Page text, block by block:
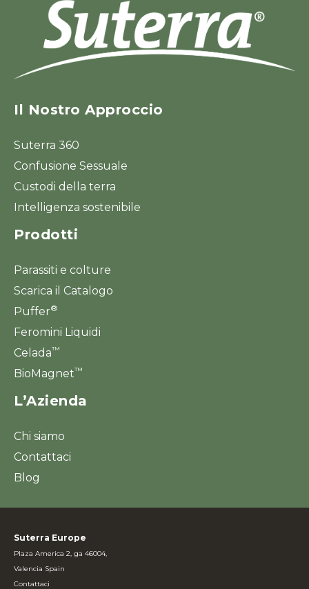
Il Nostro Approccio
Suterra 360
Confusione Sessuale
Custodi della terra
Intelligenza sostenibile
Prodotti
Parassiti e colture
Scarica il Catalogo
Puffer®
Feromini Liquidi
Celada™
BioMagnet™
L’Azienda
Chi siamo
Contattaci
Blog
Suterra Europe
Plaza America 2, ga 46004,
Valencia Spain
Contattaci